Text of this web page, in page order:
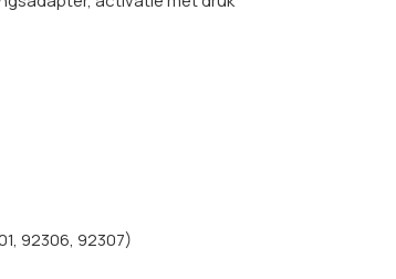
92306, 92307)